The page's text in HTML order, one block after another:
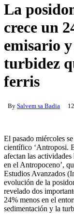
La
crece un
emisario
turbidez
ferris
By Salvem sa Badia
El pasado miércoles
científico ‘Antroposi.
afectan las actividades
en el Antropoceno’,
Estudios Avanzados
evolución de la
revelado dos
24% menos en el
sedimentación y la